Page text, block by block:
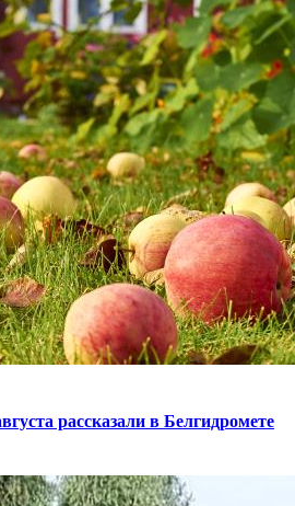
рассказали в Белгидромете